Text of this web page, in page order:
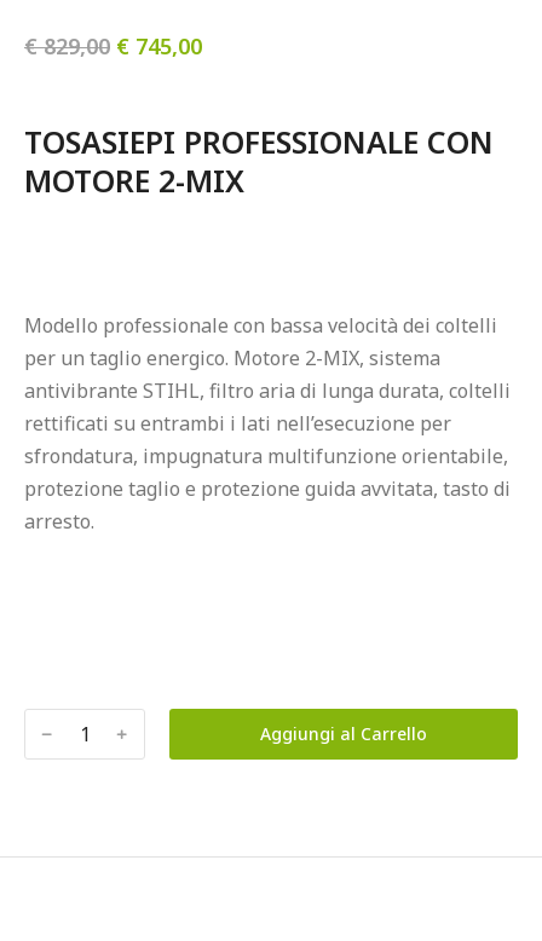
€829,00 € 745,00
TOSASIEPI PROFESSIONALE CON
MOTORE 2-MIX
Modello professionale con bassa velocità dei coltelli
per un taglio energico. Motore 2-MIX, sistema
antivibrante STIHL, filtro aria di lunga durata, coltelli
rettificati su entrambi i lati nell’esecuzione per
sfrondatura, impugnatura multifunzione orientabile,
protezione taglio e protezione guida avvitata, tasto di
arresto.
﹣ ﹢ Aggiungi al Carrello